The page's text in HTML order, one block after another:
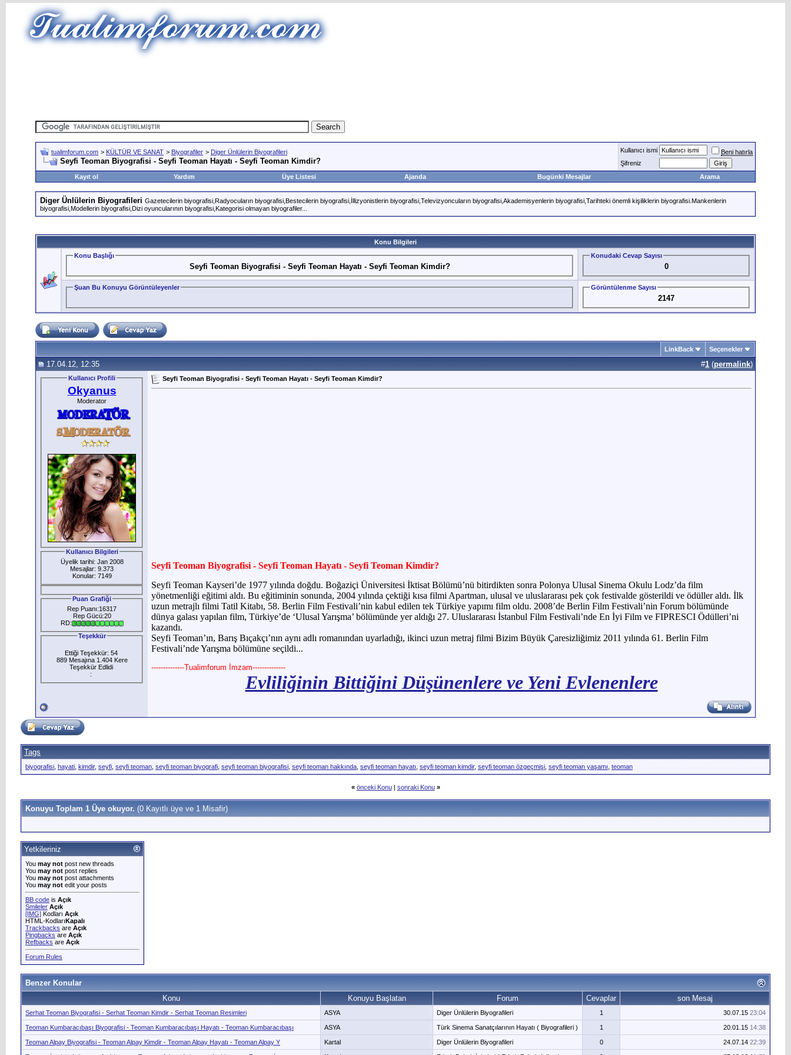
tualimforum.com > KÜLTÜR VE SANAT > Biyografiler > Diger Ünlülerin Biyografileri
Seyfi Teoman Biyografisi - Seyfi Teoman Hayatı - Seyfi Teoman Kimdir?
Kullanıcı ismi
Beni hatırla
Şifreniz
Kayıt ol
Yardım Üye Listesi Ajanda Bugünki Mesajlar Arama
Diger Ünlülerin Biyografileri Gazetecilerin biyografisi,Radyocuların biyografisi,Bestecilerin biyografisi,İllizyonistlerin biyografisi,Televizyoncuların biyografisi,Akademisyenlerin biyografisi,Tarihteki önemli kişiliklerin biyografisi.Mankenlerin
biyografisi,Modellerin biyografisi,Dizi oyuncularının biyografisi,Kategorisi olmayan biyografiler...
Konu Bilgileri
Konu Başlığı
Seyfi Teoman Biyografisi - Seyfi Teoman Hayatı - Seyfi Teoman Kimdir?
Konudaki Cevap Sayısı
0
Şuan Bu Konuyu Görüntüleyenler Görüntülenme Sayısı
2147
LinkBack Seçenekler
17.04.12, 12:35 #1 (permalink)
Kullanıcı Profili
Okyanus
Moderator
Kullanıcı Bilgileri
Üyelik tarihi: Jan 2008
Mesajlar: 9.373
Konular: 7149
Puan Grafiği
Rep Puanı:16317
Rep Gücü:20
RD:
Teşekkür
Ettiği Teşekkür: 54
889 Mesajına 1.404 Kere
Teşekkür Edlidi
:
Seyfi Teoman Biyografisi - Seyfi Teoman Hayatı - Seyfi Teoman Kimdir?
Seyfi Teoman Biyografisi - Seyfi Teoman Hayatı - Seyfi Teoman Kimdir?
Seyfi Teoman Kayseri’de 1977 yılında doğdu. Boğaziçi Üniversitesi İktisat Bölümü’nü bitirdikten sonra Polonya Ulusal Sinema Okulu Lodz’da film
yönetmenliği eğitimi aldı. Bu eğitiminin sonunda, 2004 yılında çektiği kısa filmi Apartman, ulusal ve uluslararası pek çok festivalde gösterildi ve ödüller aldı. İlk
uzun metrajlı filmi Tatil Kitabı, 58. Berlin Film Festivali’nin kabul edilen tek Türkiye yapımı film oldu. 2008’de Berlin Film Festivali’nin Forum bölümünde
dünya galası yapılan film, Türkiye’de ‘Ulusal Yarışma’ bölümünde yer aldığı 27. Uluslararası İstanbul Film Festivali’nde En İyi Film ve FIPRESCI Ödülleri’ni
kazandı.
Seyfi Teoman’ın, Barış Bıçakçı’nın aynı adlı romanından uyarladığı, ikinci uzun metraj filmi Bizim Büyük Çaresizliğimiz 2011 yılında 61. Berlin Film
Festivali’nde Yarışma bölümüne seçildi...
--------------Tualimforum İmzam--------------
Evliliğinin Bittiğini Düşünenlere ve Yeni Evlenenlere
Tags
biyografisi hayati kimdir, seyfi seyfi teoman seyfi teoman biyografi seyfi teoman biyografisi seyfi teoman hakkında seyfi teoman hayatı seyfi teoman kimdir, seyfi teoman özgeçmişi seyfi teoman yaşamı teoman
« önceki Konu| sonraki Konu »
Konuyu Toplam 1 Üye okuyor. (0 Kayıtlı üye ve 1 Misafir)
Yetkileriniz
You may not post new threads
You may not post replies
You may not post attachments
You may not edit your posts
BB code is Açık
Smileler Açık
[IMG] Kodları Açık
HTML-KodlarıKapalı
Trackbacks are Açık
Pingbacks are Açık
Refbacks are Açık
Forum Rules
Benzer Konular
Konu
Konuyu Başlatan Forum Cevaplar son Mesaj
Serhat Teoman Biyografisi - Serhat Teoman Kimdir - Serhat Teoman Resimleri ASYA Diger Ünlülerin Biyografileri 1 30.07.15 23:04
Teoman Kumbaracıbaşı Biyografisi - Teoman Kumbaracıbaşı Hayatı - Teoman Kumbaracıbaşı ASYA Türk Sinema Sanatçılarının Hayatı ( Biyografileri ) 1 20.01.15 14:38
Teoman Alpay Biyografisi - Teoman Alpay Kimdir - Teoman Alpay Hayatı - Teoman Alpay Y Kartal Diger Ünlülerin Biyografileri 0 24.07.14 22:39